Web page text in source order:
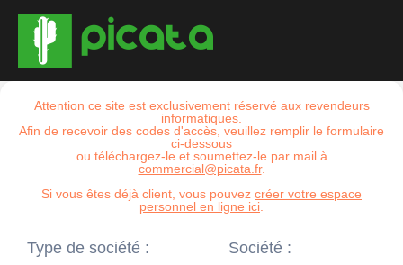
Attention ce site est exclusivement réservé aux revendeurs
informatiques.
Afin de recevoir des codes d'accès, veuillez remplir le formulaire
ci-dessous
ou téléchargez-le et soumettez-le par mail à
commercial@picata.fr.
Si vous êtes déjà client, vous pouvez créer votre espace
personnel en ligne ici
Type de société : Société :